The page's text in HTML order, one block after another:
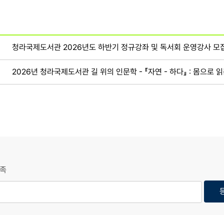
청라국제도서관 2026년도 하반기 정규강좌 및 독서회 운영강사 모
2026년 청라국제도서관 길 위의 인문학 - 『자연 - 하다』 : 몸으로